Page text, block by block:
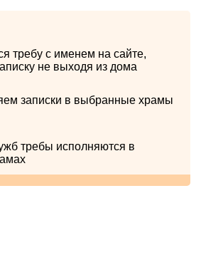
требу с именем на сайте,
не выходя из дома
записки в выбранные храмы
требы исполняются в